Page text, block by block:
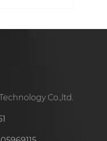
Co.,ltd.